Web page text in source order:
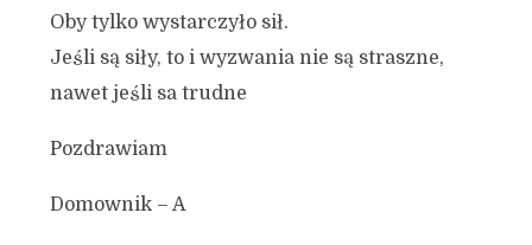
Oby tylko wystarczyło sił.
Jeśli są siły, to i wyzwania nie są straszne,
nawet jeśli sa trudne
Pozdrawiam
Domownik – A